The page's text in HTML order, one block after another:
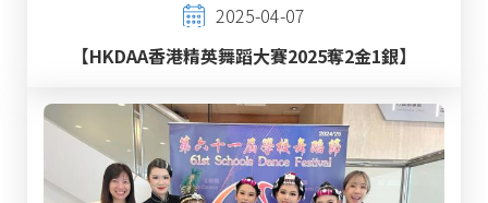
2025-04-07
【HKDAA香港精英舞蹈大賽2025奪2金1銀】